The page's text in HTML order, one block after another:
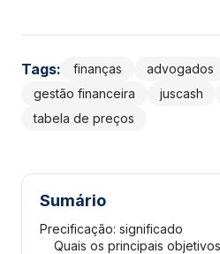
Tags: finanças advogados
gestão financeira
juscash
tabela de preços
Sumário
Precificação: significado
Quais os principais